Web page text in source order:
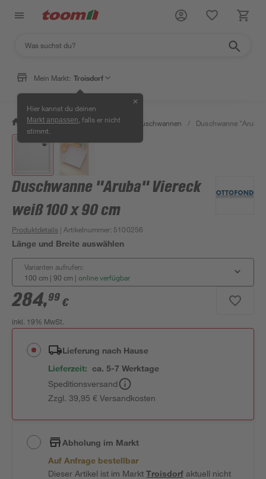
Mein Markt: Troisdorf
Hier kannst du deinen
Markt anpassen , falls er nicht
stimmt.
✕
/ Bad & Sanitär / Duschen Duschwannen / Duschwanne
Duschwanne "Aruba" Viereck
weiß 100 x 90 cm
Produktdetails | Artikelnummer: 5100256
Länge und Breite auswählen
Varianten aufrufen:
100 cm | 90 cm | online verfügbar
284,99 €
inkl. 19% MwSt.
Lieferung nach Hause
Lieferzeit: ca. 5-7 Werktage
Speditionsversand
Zzgl. 39,95 € Versandkosten
Abholung im Markt
Auf Anfrage bestellbar
Dieser Artikel ist im MarktTroisdorfaktuell nicht